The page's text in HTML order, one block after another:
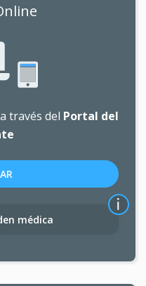
través del Portal del
médica